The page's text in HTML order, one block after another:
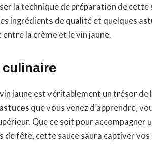
la technique de préparation de cette
ingrédients de qualité et quelques
la crème et le vin jaune.
culinaire
vin jaune est véritablement un trésor
astuces que vous venez d’apprendre,
Que ce soit pour accompagner
de fête, cette sauce saura captiver